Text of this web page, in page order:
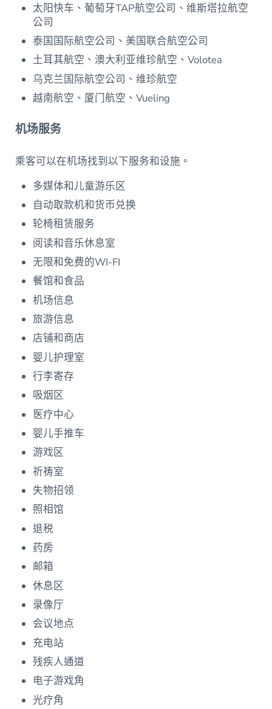
太阳快车、葡萄牙TAP航空公司、维斯塔拉航空
公司
泰国国际航空公司、美国联合航空公司
土耳其航空、澳大利亚维珍航空、Volotea
乌克兰国际航空公司、维珍航空
越南航空、厦门航空、Vueling
机场服务
乘客可以在机场找到以下服务和设施。
多媒体和儿童游乐区
自动取款机和货币兑换
轮椅租赁服务
阅读和音乐休息室
无限和免费的WI-FI
餐馆和食品
机场信息
旅游信息
店铺和商店
婴儿护理室
行李寄存
吸烟区
医疗中心
婴儿手推车
游戏区
祈祷室
失物招领
照相馆
退税
药房
邮箱
休息区
录像厅
会议地点
充电站
残疾人通道
电子游戏角
光疗角